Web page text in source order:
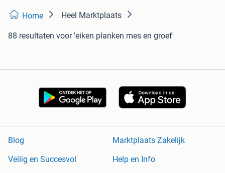
Home Heel Marktplaats
88 resultaten voor 'eiken planken mes en groef'
Blog
Marktplaats Zakelijk
Veilig en Succesvol
Help en Info